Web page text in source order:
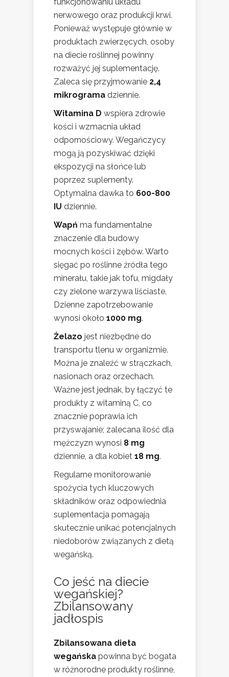
nerwowego oraz produkcji krwi.
Ponieważ występuje głównie w
produktach zwierzęcych, osoby
na diecie roślinnej powinny
rozważyć jej suplementację.
Zaleca się przyjmowanie 2,4
mikrograma dziennie.
Witamina D wspiera zdrowie
kości i wzmacnia układ
odpornościowy. Wegańczycy
mogą ją pozyskiwać dzięki
ekspozycji na słońce lub
poprzez suplementy.
Optymalna dawka to 600-800
IU dziennie.
Wapń ma fundamentalne
znaczenie dla budowy
mocnych kości i zębów. Warto
sięgać po roślinne źródła tego
minerału, takie jak tofu, migdały
czy zielone warzywa liściaste.
Dzienne zapotrzebowanie
wynosi około 1000 mg.
Żelazo jest niezbędne do
transportu tlenu w organizmie.
Można je znaleźć w strączkach,
nasionach oraz orzechach.
Ważne jest jednak, by łączyć te
produkty z witaminą C, co
znacznie poprawia ich
przyswajanie; zalecana ilość dla
mężczyzn wynosi 8 mg
dziennie, a dla kobiet 18 mg.
Regularne monitorowanie
spożycia tych kluczowych
składników oraz odpowiednia
suplementacja pomagają
skutecznie unikać potencjalnych
niedoborów związanych z dietą
wegańską.
Co jeść na diecie
wegańskiej?
Zbilansowany
jadłospis
Zbilansowana dieta
wegańska powinna być bogata
w różnorodne produkty roślinne,